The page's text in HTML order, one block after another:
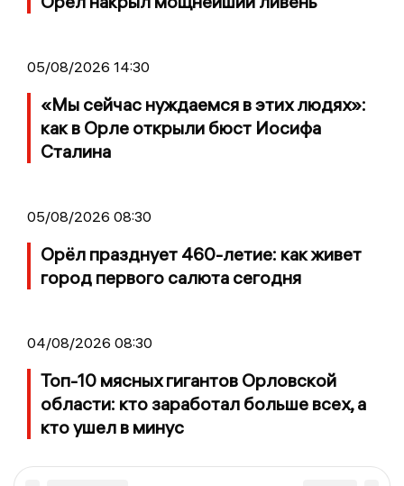
05/08/2026 14:30
«Мы сейчас нуждаемся в этих людях»:
как в Орле открыли бюст Иосифа
Сталина
05/08/2026 08:30
Орёл празднует 460-летие: как живет
город первого салюта сегодня
04/08/2026 08:30
Топ-10 мясных гигантов Орловской
области: кто заработал больше всех, а
кто ушел в минус